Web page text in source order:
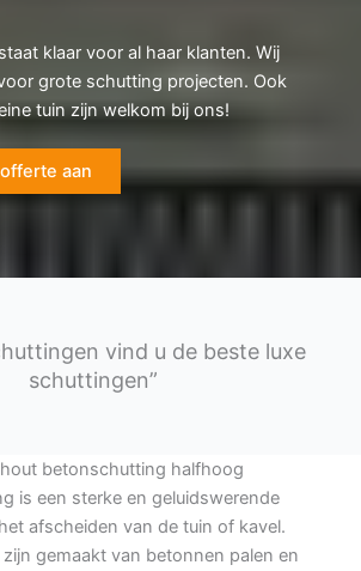
klaar voor al haar klanten. Wij
grote schutting projecten. Ook
tuin zijn welkom bij ons!
aan
vind u de beste luxe
schuttingen”
betonschutting halfhoog
is een sterke en geluidswerende
afscheiden van de tuin of kavel.
gemaakt van betonnen palen en